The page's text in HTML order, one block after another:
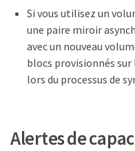
Si vous utilisez un
une paire miroir
avec un nouveau
blocs provisionnés
lors du processus de
Alertes de